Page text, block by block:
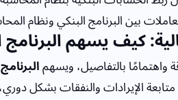
بين البرنامج البنكي ونظام
كيف يسهم
واهتمامًا بالتفاصيل، ويسهم
الإيرادات والنفقات بشكل